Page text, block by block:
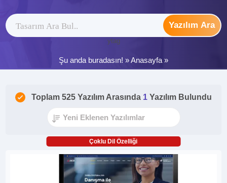
Yazılım Ara
ytag
Şu anda buradasın! »Anasayfa »
Toplam 525 Yazılım Arasında 1 Yazılım Bulundu
Çoklu Dil Özelliği